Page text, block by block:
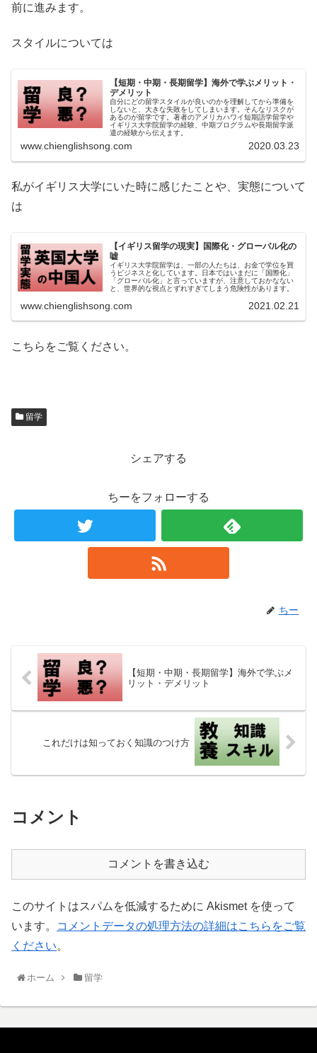
前に進みます。
スタイルについては
【短期・中期・長期留学】海外で学ぶメリット・
デメリット
自分にどの留学スタイルが良いのかを理解してから準備を
しないと、大きな失敗をしてしまいます。そんなリスクが
あるのが留学です。著者のアメリカハワイ短期語学留学や
イギリス大学院留学の経験、中期プログラムや長期留学派
遣の経験から伝えます。
www.chienglishsong.com 2020.03.23
私がイギリス大学にいた時に感じたことや、実態について
は
【イギリス留学の現実】国際化・グローバル化の
嘘
イギリス大学院留学は、一部の人たちは、お金で学位を買
うビジネスと化しています。日本ではいまだに「国際化」
「グローバル化」と言っていますが、注意しておかなない
と、世界的な視点とずれすぎてしまう危険性があります。
www.chienglishsong.com 2021.02.21
こちらをご覧ください。
留学
シェアする
ちーをフォローする
ちー
【短期・中期・長期留学】海外で学ぶメ
リット・デメリット
これだけは知っておく知識のつけ方
コメント
コメントを書き込む
このサイトはスパムを低減するために Akismet を使って
います。
コメントデータの処理方法の詳細はこちらをご覧
ください。
ホーム 留学